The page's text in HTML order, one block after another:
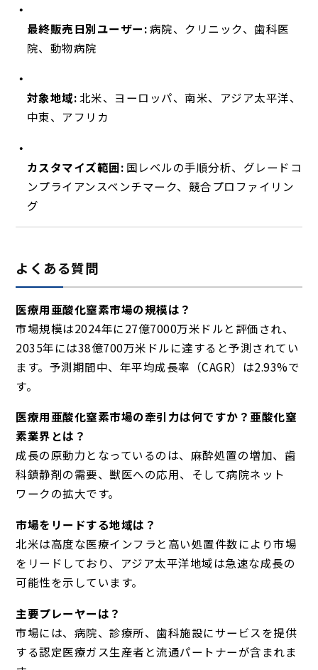
最終販売日別ユーザー:病院、クリニック、歯科医
院、動物病院
対象地域:北米、ヨーロッパ、南米、アジア太平洋、
中東、アフリカ
カスタマイズ範囲: 国レベルの手順分析、グレードコ
ンプライアンスベンチマーク、競合プロファイリン
グ
よくある質問
医療用亜酸化窒素市場の規模は？
市場規模は2024年に27億7000万米ドルと評価され、
2035年には38億700万米ドルに達すると予測されてい
ます。予測期間中、年平均成長率（CAGR）は2.93%で
す。
医療用亜酸化窒素市場の牽引力は何ですか？亜酸化窒
素業界とは？
成長の原動力となっているのは、麻酔処置の増加、歯
科鎮静剤の需要、獣医への応用、そして病院ネット
ワークの拡大です。
市場をリードする地域は？
北米は高度な医療インフラと高い処置件数により市場
をリードしており、アジア太平洋地域は急速な成長の
可能性を示しています。
主要プレーヤーは？
市場には、病院、診療所、歯科施設にサービスを提供
する認定医療ガス生産者と流通パートナーが含まれま